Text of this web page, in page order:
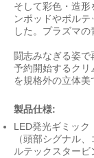
そして彩色・造
ンポッドやボル
した。プラズマの
闘志みなぎる姿
予約開始するクリ
を規格外の立体美
製品仕様:
LED発光ギミック
（頭部シグナル
ルテックスタービ